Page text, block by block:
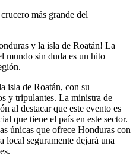
y la isla de Roatán! La
mundo sin duda es un hito
isla de Roatán, con su
y tripulantes. La ministra de
al destacar que este evento es
que tiene el país en este sector.
únicas que ofrece Honduras con
seguramente dejará una